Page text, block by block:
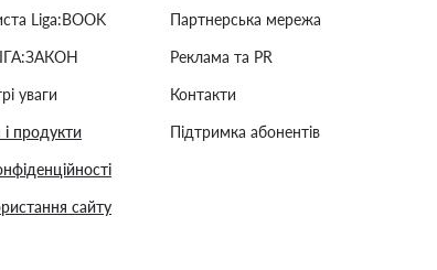
Liga:BOOK
уваги
і продукти
сайту
Партнерська мережа
Реклама та PR
Контакти
Підтримка абонентів